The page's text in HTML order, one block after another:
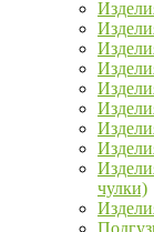
чулки)